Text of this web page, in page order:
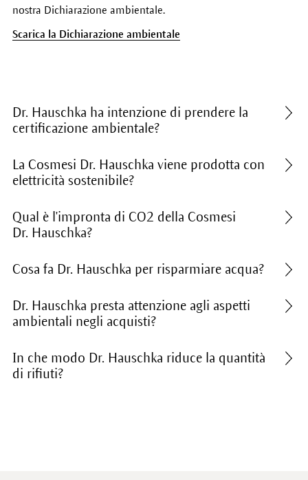
nostra Dichiarazione ambientale.
Scarica la Dichiarazione ambientale
Dr. Hauschka ha intenzione di prendere la
certificazione ambientale?
La Cosmesi Dr. Hauschka viene prodotta con
elettricità sostenibile?
Qual è l'impronta di CO2 della Cosmesi
Dr. Hauschka?
Cosa fa Dr. Hauschka per risparmiare acqua?
Dr. Hauschka presta attenzione agli aspetti
ambientali negli acquisti?
In che modo Dr. Hauschka riduce la quantità
di rifiuti?